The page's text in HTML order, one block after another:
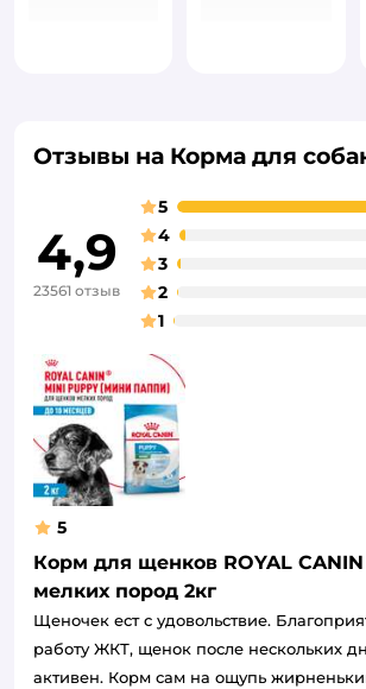
Отзывы на Корма для
4,9
23561 отзыв
5
4
3
2
1
5
Корм для щенков ROYAL
мелких пород 2кг
Щеночек ест с удовольствие.
работу ЖКТ, щенок после нескольких
активен. Корм сам на ощупь